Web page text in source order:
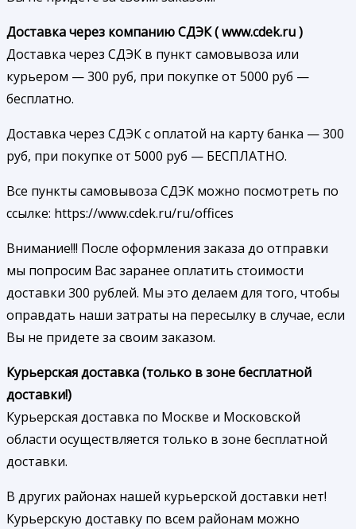
Доставка через компанию СДЭК ( www.cdek.ru )
Доставка через СДЭК в пункт самовывоза или
курьером — 300 руб, при покупке от 5000 руб —
бесплатно.
Доставка через СДЭК с оплатой на карту банка — 300
руб, при покупке от 5000 руб — БЕСПЛАТНО.
Все пункты самовывоза СДЭК можно посмотреть по
ссылке: https://www.cdek.ru/ru/offices
Внимание!!! После оформления заказа до отправки
мы попросим Вас заранее оплатить стоимости
доставки 300 рублей. Мы это делаем для того, чтобы
оправдать наши затраты на пересылку в случае, если
Вы не придете за своим заказом.
Курьерская доставка (только в зоне бесплатной
доставки!)
Курьерская доставка по Москве и Московской
области осуществляется только в зоне бесплатной
доставки.
В других районах нашей курьерской доставки нет!
Курьерскую доставку по всем районам можно